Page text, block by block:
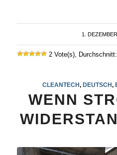
1. /
2 Vote(s),
CLEANTECH, DEUTSCH,
WENN